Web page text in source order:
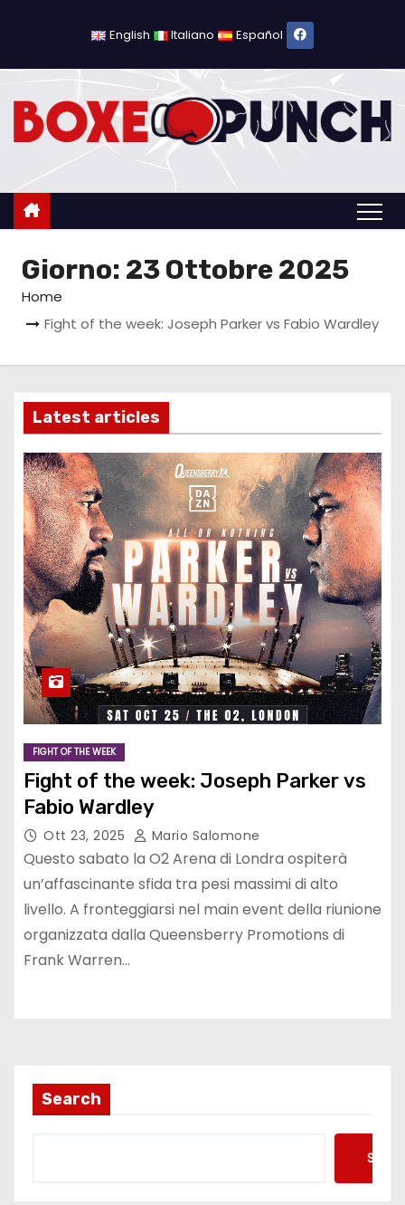
c
t
English Italiano Español
Giorno: 23 Ottobre 2025
Home
Fight of the week: Joseph Parker vs Fabio Wardley
Latest articles
FIGHT OF THE WEEK
Fight of the week: Joseph Parker vs
Fabio Wardley
Ott 23, 2025 Mario Salomone
Questo sabato la O2 Arena di Londra ospiterà
un’affascinante sfida tra pesi massimi di alto
livello. A fronteggiarsi nel main event della riunione
organizzata dalla Queensberry Promotions di
Frank Warren…
Search